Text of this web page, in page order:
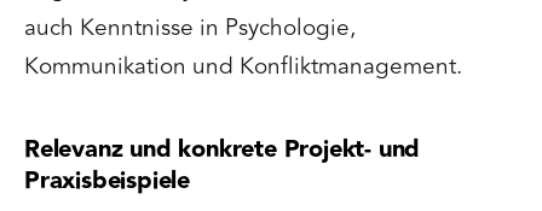
auch Kenntnisse in Psychologie,
Kommunikation und Konfliktmanagement.
Relevanz und konkrete Projekt- und
Praxisbeispiele